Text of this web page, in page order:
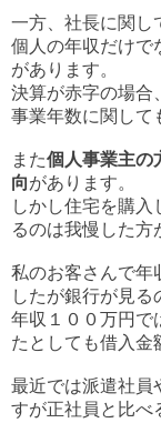
一方、社長に関し
個人の年収だけで
があります。
決算が赤字の場合
事業年数に関して
また個人事業主の
向があります。
しかし住宅を購
るのは我慢した方
私のお客さんで年
したが銀行が見る
年収１００万円で
たとしても借入金
最近では派遣社員
すが正社員と比べ